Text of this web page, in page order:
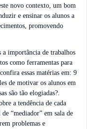
novo contexto, um bom
e ensinar os alunos a
promovendo
a importância de trabalhos
como ferramentas para
essas matérias em: 9
de motivar os alunos em
são tão elogiadas?.
a tendência de cada
“mediador” em sala de
problemas e